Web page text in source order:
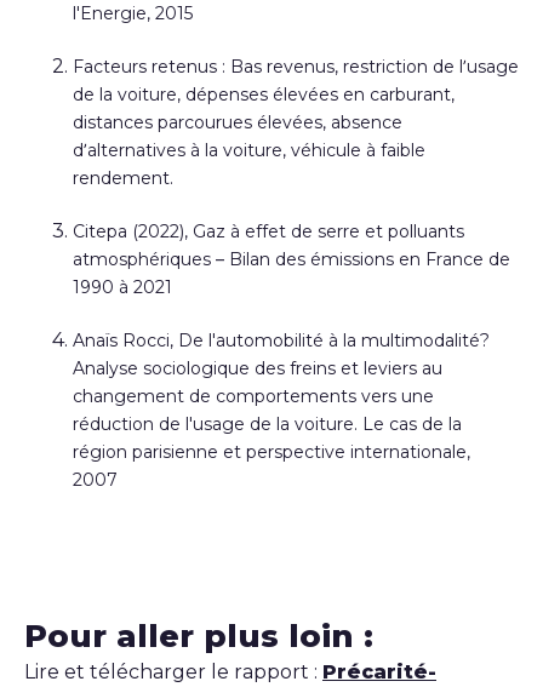
l'Energie, 2015
Facteurs retenus : Bas revenus, restriction de l’usage
de la voiture, dépenses élevées en carburant,
distances parcourues élevées, absence
d’alternatives à la voiture, véhicule à faible
rendement.
Citepa (2022), Gaz à effet de serre et polluants
atmosphériques – Bilan des émissions en France de
1990 à 2021
Anaïs Rocci, De l'automobilité à la multimodalité?
Analyse sociologique des freins et leviers au
changement de comportements vers une
réduction de l'usage de la voiture. Le cas de la
région parisienne et perspective internationale,
2007
Pour aller plus loin :
Lire et télécharger le rapport : Précarité-